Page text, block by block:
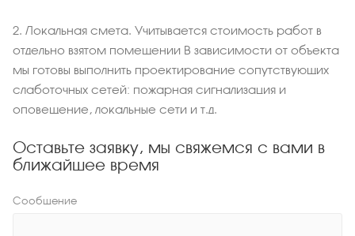
2. Локальная смета. Учитывается стоимость работ в
отдельно взятом помещении В зависимости от объекта
мы готовы выполнить проектирование сопутствующих
слаботочных сетей: пожарная сигнализация и
оповещение, локальные сети и т.д.
Оставьте заявку, мы свяжемся с вами в
ближайшее время
Сообщение